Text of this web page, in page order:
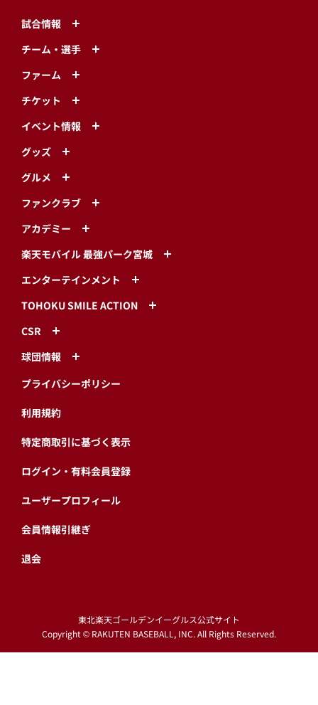
試合情報
チーム・選手
ファーム
チケット
イベント情報
グッズ
グルメ
ファンクラブ
アカデミー
楽天モバイル 最強パーク宮城
エンターテインメント
TOHOKU SMILE ACTION
CSR
球団情報
プライバシーポリシー
利用規約
特定商取引に基づく表示
ログイン・有料会員登録
ユーザープロフィール
会員情報引継ぎ
退会
東北楽天ゴールデンイーグルス公式サイト
Copyright © RAKUTEN BASEBALL, INC. All Rights Reserved.